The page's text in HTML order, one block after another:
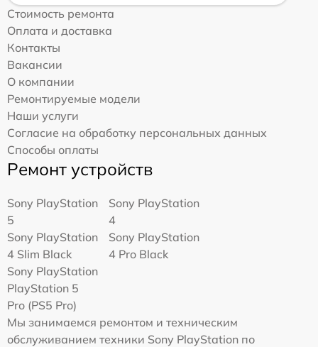
Стоимость ремонта
Оплата и доставка
Контакты
Вакансии
О компании
Ремонтируемые модели
Наши услуги
Согласие на обработку персональных данных
Способы оплаты
Ремонт устройств
Sony PlayStation
5
Sony PlayStation
4
Sony PlayStation
4 Slim Black
Sony PlayStation
4 Pro Black
Sony PlayStation
PlayStation 5
Pro (PS5 Pro)
Мы занимаемся ремонтом и техническим
обслуживанием техники Sony PlayStation по